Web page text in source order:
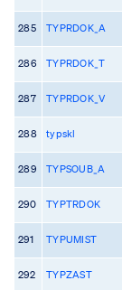
285 TYPRDOK_A
286 TYPRDOK_T
287 TYPRDOK_V
288 typskl
289 TYPSOUB_A
290 TYPTRDOK
291 TYPUMIST
292 TYPZAST